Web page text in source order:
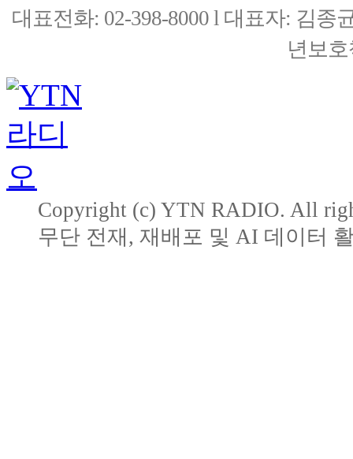
대표전화: 02-398-8000 l 대표자: 김종
년보
Copyright (c) YTN RADIO. All
무단 전재, 재배포 및 AI 데이터